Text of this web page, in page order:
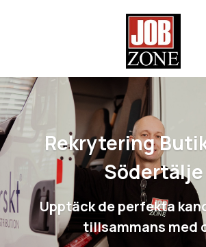
Rekrytering
Södertälje
Upptäck de perfekta
tillsammans med